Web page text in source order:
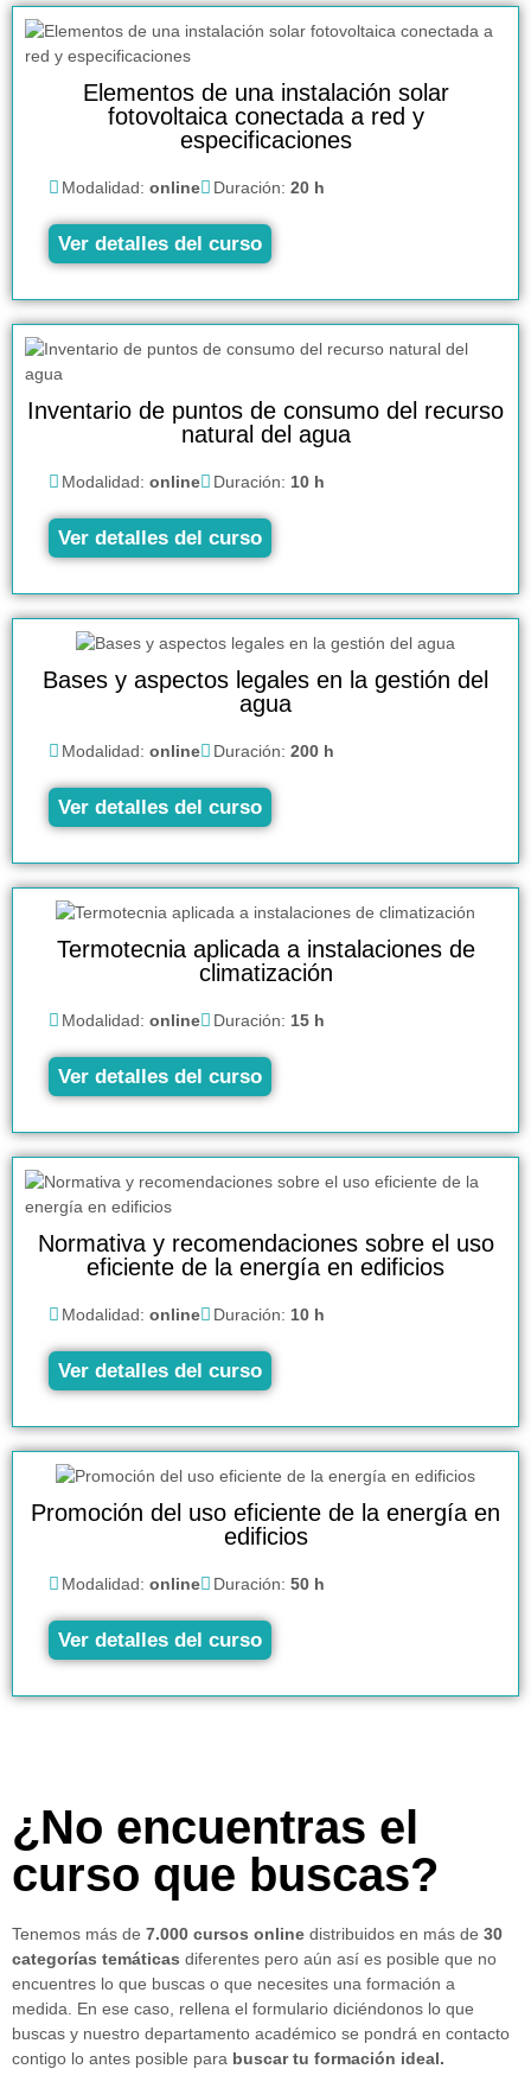
Elementos de una instalación solar
fotovoltaica conectada a red y
especificaciones
Modalidad: online Duración: 20 h
Ver detalles del curso
Inventario de puntos de consumo del recurso
natural del agua
Modalidad: online Duración: 10 h
Ver detalles del curso
Bases y aspectos legales en la gestión del
agua
Modalidad: online Duración: 200 h
Ver detalles del curso
Termotecnia aplicada a instalaciones de
climatización
Modalidad: online Duración: 15 h
Ver detalles del curso
Normativa y recomendaciones sobre el uso
eficiente de la energía en edificios
Modalidad: online Duración: 10 h
Ver detalles del curso
Promoción del uso eficiente de la energía en
edificios
Modalidad: online Duración: 50 h
Ver detalles del curso
¿No encuentras el
curso que buscas?
Tenemos más de 7.000 cursos online distribuidos en más de 30
categorías temáticas diferentes pero aún así es posible que no
encuentres lo que buscas o que necesites una formación a
medida. En ese caso, rellena el formulario diciéndonos lo que
buscas y nuestro departamento académico se pondrá en contacto
contigo lo antes posible para buscar tu formación ideal.